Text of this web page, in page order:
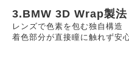
3.BMW 3D Wrap製法
レンズで色素を包む独自構造
着色部分が直接瞳に触れず安